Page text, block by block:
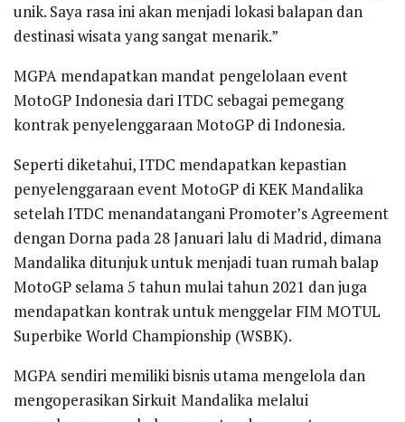
unik. Saya rasa ini akan menjadi lokasi balapan dan
destinasi wisata yang sangat menarik.”
MGPA mendapatkan mandat pengelolaan event
MotoGP Indonesia dari ITDC sebagai pemegang
kontrak penyelenggaraan MotoGP di Indonesia.
Seperti diketahui, ITDC mendapatkan kepastian
penyelenggaraan event MotoGP di KEK Mandalika
setelah ITDC menandatangani Promoter’s Agreement
dengan Dorna pada 28 Januari lalu di Madrid, dimana
Mandalika ditunjuk untuk menjadi tuan rumah balap
MotoGP selama 5 tahun mulai tahun 2021 dan juga
mendapatkan kontrak untuk menggelar FIM MOTUL
Superbike World Championship (WSBK).
MGPA sendiri memiliki bisnis utama mengelola dan
mengoperasikan Sirkuit Mandalika melalui